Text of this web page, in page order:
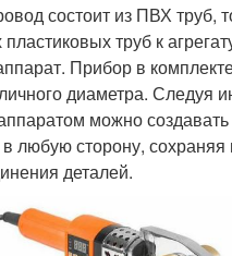
состоит из ПВХ труб,
труб к
Прибор в
диаметра. Следуя
можно
любую сторону, сохраняя
деталей.